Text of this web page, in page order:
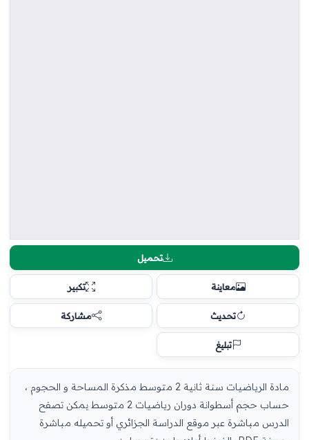
تحميل
معاينة تكبير
تحديث مشاركة
تبليغ
مادة الرياضيات سنة ثانية 2 متوسط مذكرة المساحة و الحجوم ،
حساب حجم أسطوانة دوران رياضيات 2 متوسط يمكن تصفح
الدرس مباشرة عبر موقع الدراسة الجزائري أو تحميله مباشرة